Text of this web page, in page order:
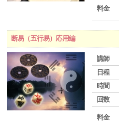
料金
断易（五行易）応用編
講師
日程
時間
回数
料金